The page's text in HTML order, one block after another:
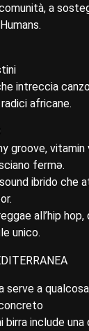
a
intreccia
africane.
groove, vitamin
fermə.
ibrido che
all’hip
unico.
serve a
birra include una